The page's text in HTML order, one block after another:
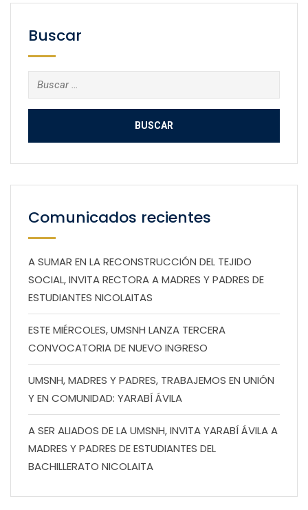
Buscar
Buscar:
Comunicados recientes
A SUMAR EN LA RECONSTRUCCIÓN DEL TEJIDO
SOCIAL, INVITA RECTORA A MADRES Y PADRES DE
ESTUDIANTES NICOLAITAS
ESTE MIÉRCOLES, UMSNH LANZA TERCERA
CONVOCATORIA DE NUEVO INGRESO
UMSNH, MADRES Y PADRES, TRABAJEMOS EN UNIÓN
Y EN COMUNIDAD: YARABÍ ÁVILA
A SER ALIADOS DE LA UMSNH, INVITA YARABÍ ÁVILA A
MADRES Y PADRES DE ESTUDIANTES DEL
BACHILLERATO NICOLAITA